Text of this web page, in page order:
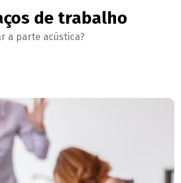
de trabalho
a parte acústica?